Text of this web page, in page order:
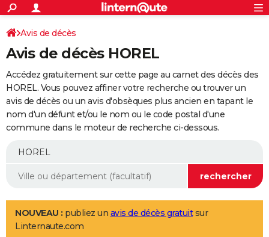
ACTUALITÉS
Politique
Société
Faits Divers
Education
Monde
Villes
+
SPORT
Coupe du monde 2026
Football
Tennis
Cyclisme
Rugby
Forum
Programme TV
TNT
Streaming
Cinéma
Sorties cinéma
Musique
+
FINANCE
Retraite
Epargne
Immobilier
Risques naturels par ville
Banque
Assurance
AUTO
Essais
Réserver un essai
Citadines
Berlines
SUV
Forum auto
+
Mobiles
Meilleur smartphone
Internet
Ordinateurs
Jeux vidéo
Guide high-tech
Aménagement intérieur
LIFESTYLE
Art de vivre
Bien-être
Loisirs
Mode
Modes de vie
Avis de décès
Avis de décès HOREL
Accédez gratuitement sur cette page au carnet des décès des
HOREL. Vous pouvez affiner votre recherche ou trouver un
avis de décès ou un avis d'obsèques plus ancien en tapant le
nom d'un défunt et/ou le nom ou le code postal d'une
commune dans le moteur de recherche ci-dessous.
NOUVEAU : publiez un avis de décès gratuitsur
Linternaute.com